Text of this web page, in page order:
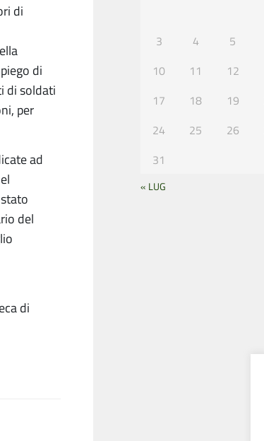
di
di
di soldati
per
ad
del
di
3
4 5
10
11 12
17
18 19
24
25 26
31
« LUG